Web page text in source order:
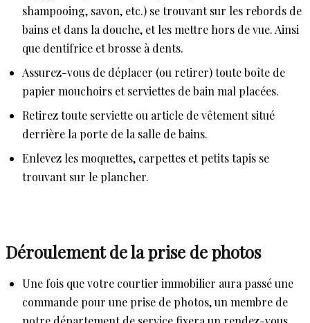
shampooing, savon, etc.) se trouvant sur les rebords de
bains et dans la douche, et les mettre hors de vue. Ainsi
que dentifrice et brosse à dents.
Assurez-vous de déplacer (ou retirer) toute boîte de
papier mouchoirs et serviettes de bain mal placées.
Retirez toute serviette ou article de vêtement situé
derrière la porte de la salle de bains.
Enlevez les moquettes, carpettes et petits tapis se
trouvant sur le plancher.
Déroulement de la prise de photos
Une fois que votre courtier immobilier aura passé une
commande pour une prise de photos, un membre de